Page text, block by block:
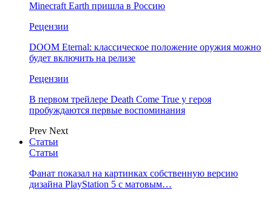
Minecraft Earth пришла в Россию
Рецензии
DOOM Eternal: классическое положение оружия можно
будет включить на релизе
Рецензии
В первом трейлере Death Come True у героя
пробуждаются первые воспоминания
Prev Next
Статьи
Статьи
Фанат показал на картинках собственную версию
дизайна PlayStation 5 с матовым…